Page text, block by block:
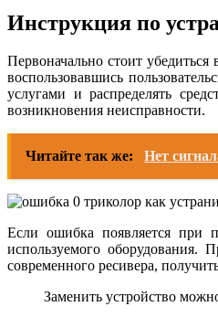
Инструкция по
Первоначально стоит
воспользовавшись
услугами и распределять
возникновения неисправности.
Читайте так же: Нет
Если ошибка появляется при
используемого оборудования.
современного ресивера,
Заменить устройство